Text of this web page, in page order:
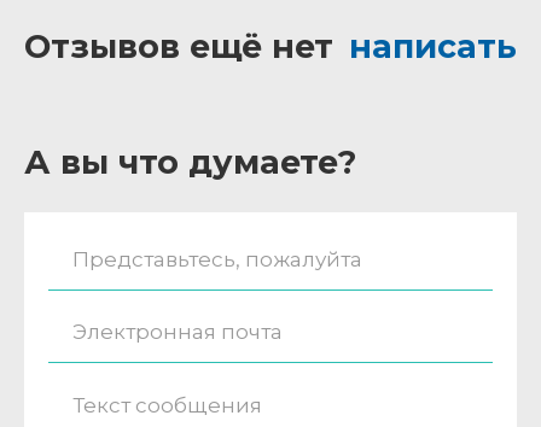
Отзывов ещё нет написать
А вы что думаете?